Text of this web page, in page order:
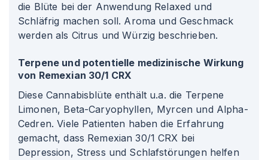
die Blüte bei der Anwendung Relaxed und
Schläfrig machen soll. Aroma und Geschmack
werden als Citrus und Würzig beschrieben.
Terpene und potentielle medizinische Wirkung
von Remexian 30/1 CRX
Diese Cannabisblüte enthält u.a. die Terpene
Limonen, Beta-Caryophyllen, Myrcen und Alpha-
Cedren. Viele Patienten haben die Erfahrung
gemacht, dass Remexian 30/1 CRX bei
Depression, Stress und Schlafstörungen helfen